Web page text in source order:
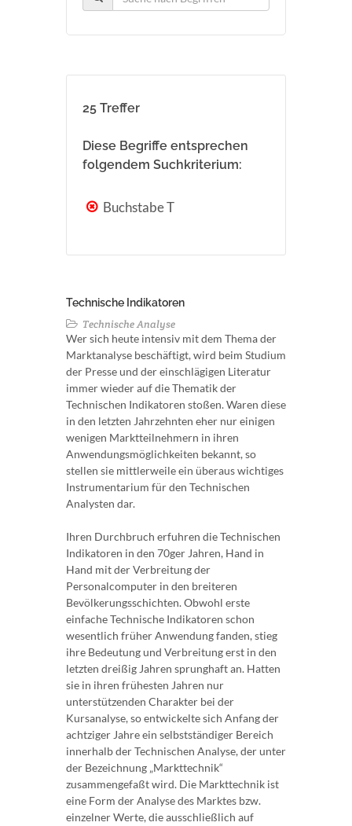
25 Treffer
Diese Begriffe entsprechen
folgendem Suchkriterium:
Buchstabe T
Technische Indikatoren
Technische Analyse
Wer sich heute intensiv mit dem Thema der
Marktanalyse beschäftigt, wird beim Studium
der Presse und der einschlägigen Literatur
immer wieder auf die Thematik der
Technischen Indikatoren stoßen. Waren diese
in den letzten Jahrzehnten eher nur einigen
wenigen Marktteilnehmern in ihren
Anwendungsmöglichkeiten bekannt, so
stellen sie mittlerweile ein überaus wichtiges
Instrumentarium für den Technischen
Analysten dar.
Ihren Durchbruch erfuhren die Technischen
Indikatoren in den 70ger Jahren, Hand in
Hand mit der Verbreitung der
Personalcomputer in den breiteren
Bevölkerungsschichten. Obwohl erste
einfache Technische Indikatoren schon
wesentlich früher Anwendung fanden, stieg
ihre Bedeutung und Verbreitung erst in den
letzten dreißig Jahren sprunghaft an. Hatten
sie in ihren frühesten Jahren nur
unterstützenden Charakter bei der
Kursanalyse, so entwickelte sich Anfang der
achtziger Jahre ein selbstständiger Bereich
innerhalb der Technischen Analyse, der unter
der Bezeichnung „Markttechnik“
zusammengefaßt wird. Die Markttechnik ist
eine Form der Analyse des Marktes bzw.
einzelner Werte, die ausschließlich auf